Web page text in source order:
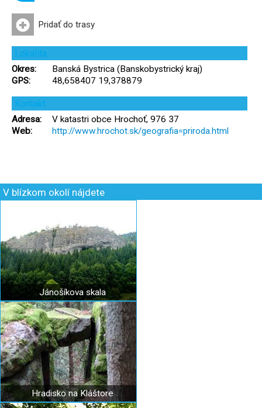
Pridať do trasy
Lokalita
Okres:
Banská Bystrica (Banskobystrický kraj)
GPS:
48,658407 19,378879
Kontakt
Adresa:
V katastri obce Hrochoť, 976 37
Web:
http://www.hrochot.sk/geografia=priroda.html
V blízkom okolí nájdete
Jánošíkova skala
Hradisko na Kláštore